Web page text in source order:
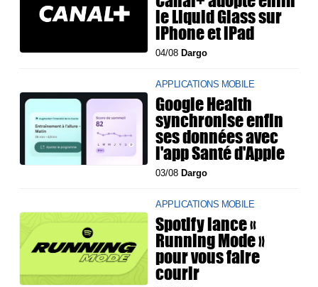
le Liquid Glass sur
iPhone et iPad
04/08 Dargo
APPLICATIONS MOBILE
Google Health
synchronise enfin
ses données avec
l'app Santé d'Apple
03/08 Dargo
APPLICATIONS MOBILE
Spotify lance «
Running Mode »
pour vous faire
courir